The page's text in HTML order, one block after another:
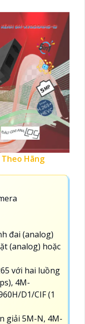
Theo Hãng
đai (analog)
(analog) hoặc
với hai luồng
4M-
D1/CIF (1
giải 5M-N, 4M-